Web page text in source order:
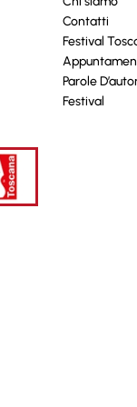
Contatti
Festival
Parole
Festival